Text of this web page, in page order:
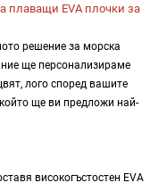
плаващи EVA плочки за
решение за морска
ние ще персонализираме
лого според вашите
ще ви предложи най-
високогъстостен EVA